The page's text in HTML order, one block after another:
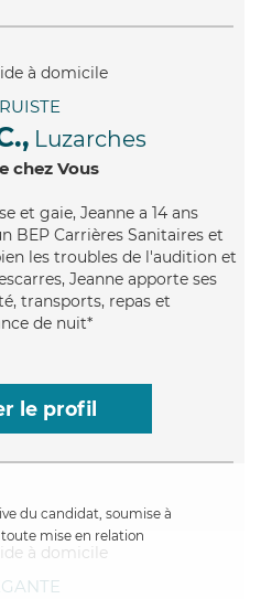
Luzarches
chez Vous
et gaie, Jeanne a 14 ans
BEP Carrières Sanitaires et
les troubles de l'audition et
Jeanne apporte ses
transports, repas et
de nuit*
le profil
du candidat, soumise à
mise en relation